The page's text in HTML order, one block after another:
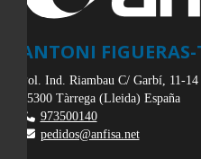
ANTONI
Pol. Ind. Riambau C/ Garbí, 11-14
25300 Tàrrega (Lleida) España
973500140
pedidos@anfisa.net